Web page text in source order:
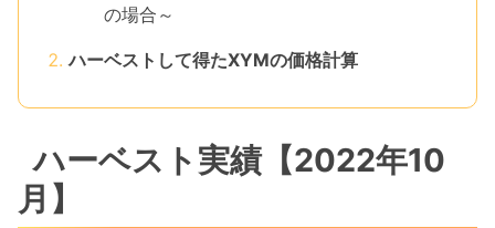
の場合～
ハーベストして得たXYMの価格計算
ハーベスト実績【2022年10
月】